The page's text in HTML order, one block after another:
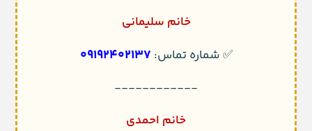
خانم سلیمانی
✅ شماره تماس: 09192402137
------------
خانم احمدی